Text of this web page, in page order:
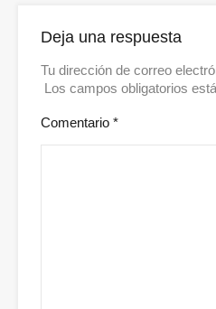
Deja una respuesta
Tu dirección de correo
Los campos obligatorios
Comentario *